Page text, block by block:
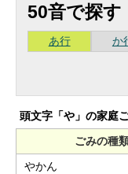
50音で探す
あ行 か
頭文字「や 」の家庭
ごみの種
やかん